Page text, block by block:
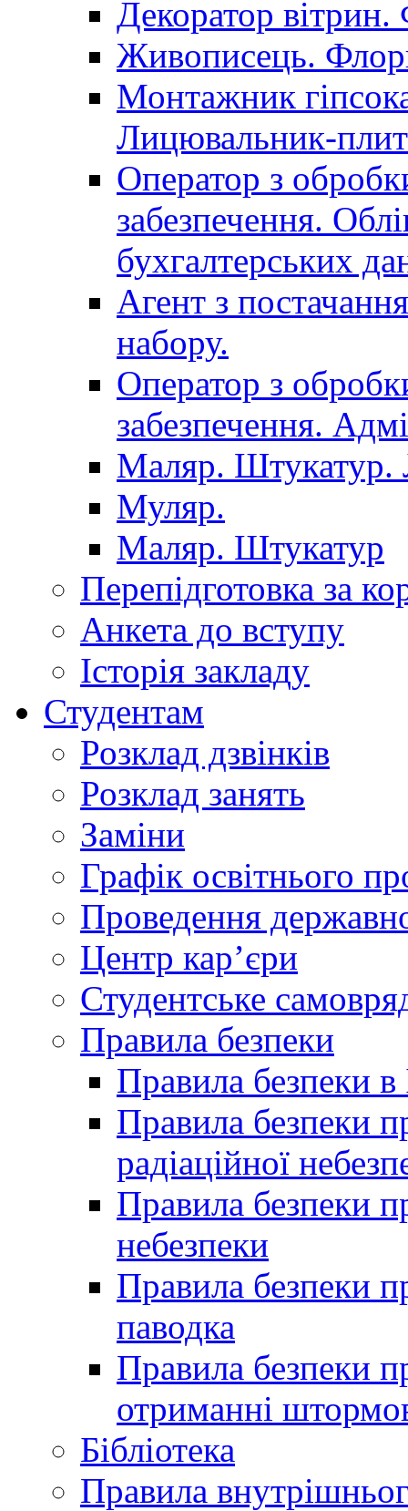
Декоратор вітрин.
Живописець.
Монтажник
Лицювальник-
Оператор з
забезпечення.
бухгалтерських
Агент з
набору.
Оператор з
забезпечення.
Маляр. Штукатур.
Муляр.
Маляр. Штукатур
Перепідготовка за
Анкета до вступу
Історія закладу
Студентам
Розклад дзвінків
Розклад занять
Заміни
Графік освітнього
Проведення
Центр кар’єри
Студентське
Правила безпеки
Правила безпеки в
Правила безпеки
радіаційної
Правила безпеки
небезпеки
Правила безпеки
паводка
Правила безпеки
отриманні
Бібліотека
Правила